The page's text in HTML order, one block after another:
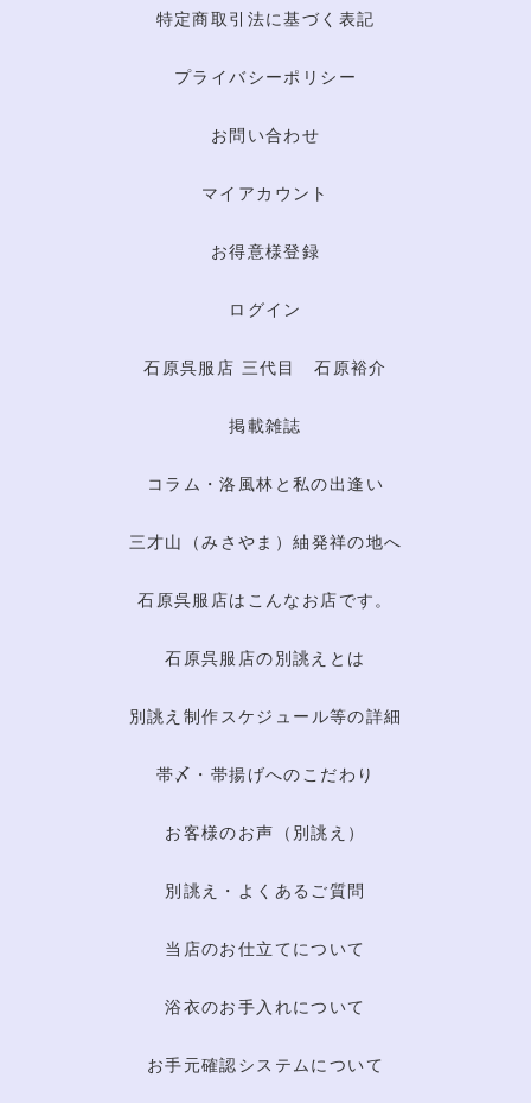
特定商取引法に基づく表記
プライバシーポリシー
お問い合わせ
マイアカウント
お得意様登録
ログイン
石原呉服店 三代目 石原裕介
掲載雑誌
コラム・洛風林と私の出逢い
三才山（みさやま）紬発祥の地へ
石原呉服店はこんなお店です。
石原呉服店の別誂えとは
別誂え制作スケジュール等の詳細
帯〆・帯揚げへのこだわり
お客様のお声（別誂え）
別誂え・よくあるご質問
当店のお仕立てについて
浴衣のお手入れについて
お手元確認システムについて